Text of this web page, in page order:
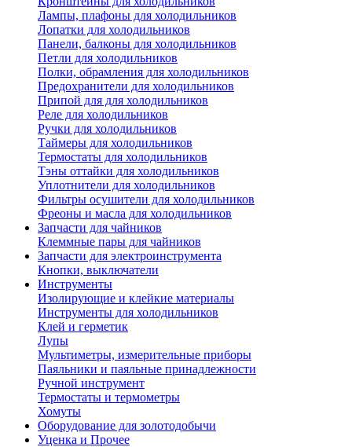
Лампы, плафоны для холодильников
Лопатки для холодильников
Панели, балконы для холодильников
Петли для холодильников
Полки, обрамления для холодильников
Предохранители для холодильников
Припой для для холодильников
Реле для холодильников
Ручки для холодильников
Таймеры для холодильников
Термостаты для холодильников
Тэны оттайки для холодильников
Уплотнители для холодильников
Фильтры осушители для холодильников
Фреоны и масла для холодильников
Запчасти для чайников
Клеммные пары для чайников
Запчасти для электроинструмента
Кнопки, выключатели
Инструменты
Изолирующие и клейкие материалы
Инструменты для холодильников
Клей и герметик
Лупы
Мультиметры, измерительные приборы
Паяльники и паяльные принадлежности
Ручной инструмент
Термостаты и термометры
Хомуты
Оборудование для золотодобычи
Уценка и Прочее